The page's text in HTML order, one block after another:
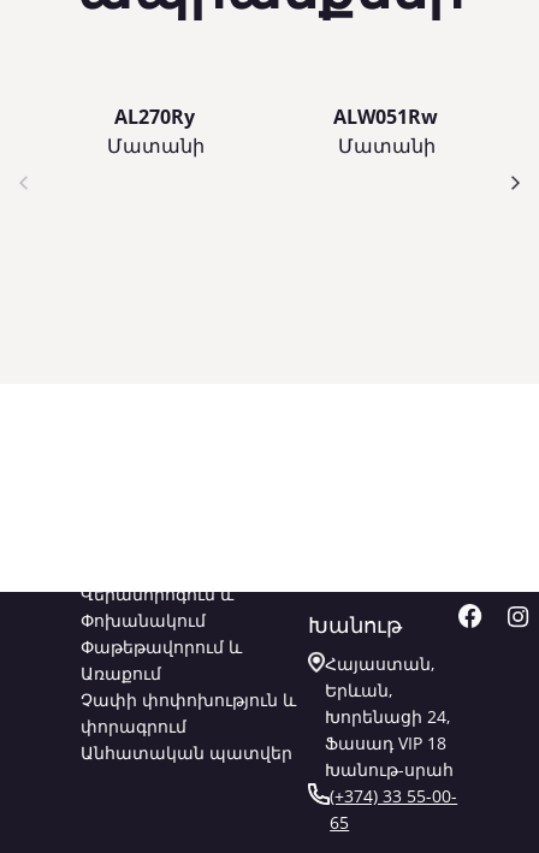
AL270Ry
Մատանի
ALW051Rw
Մատանի
Վերանորոգում և
Փոխանակում
Փաթեթավորում և
Առաքում
Չափի փոփոխություն և
փորագրում
Անհատական պատվեր
Խանութ
Հայաստան,
Երևան,
Խորենացի 24,
Ֆասադ VIP 18
Խանութ-սրահ
(+374) 33 55-00-
65